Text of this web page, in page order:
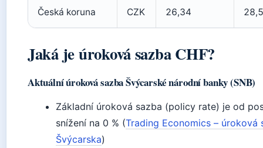
Česká koruna CZK 26,34
Jaká je úroková sazba CHF?
Aktuální úroková sazba Švýcarské národní banky (SNB)
Základní úroková sazba (policy rate) je od
snížení na 0 % (Trading Economics – úroková
Švýcarska)